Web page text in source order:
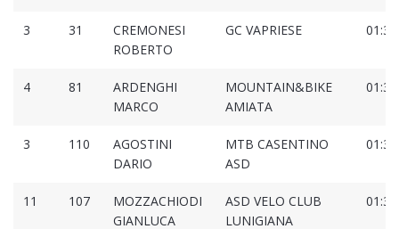
3 31
CREMONESI
ROBERTO
GC VAPRIESE
4 81
ARDENGHI
MARCO
MOUNTAIN&BIKE
AMIATA
3 110
AGOSTINI
DARIO
MTB CASENTINO
ASD
11 107
MOZZACHIODI
GIANLUCA
ASD VELO CLUB
LUNIGIANA